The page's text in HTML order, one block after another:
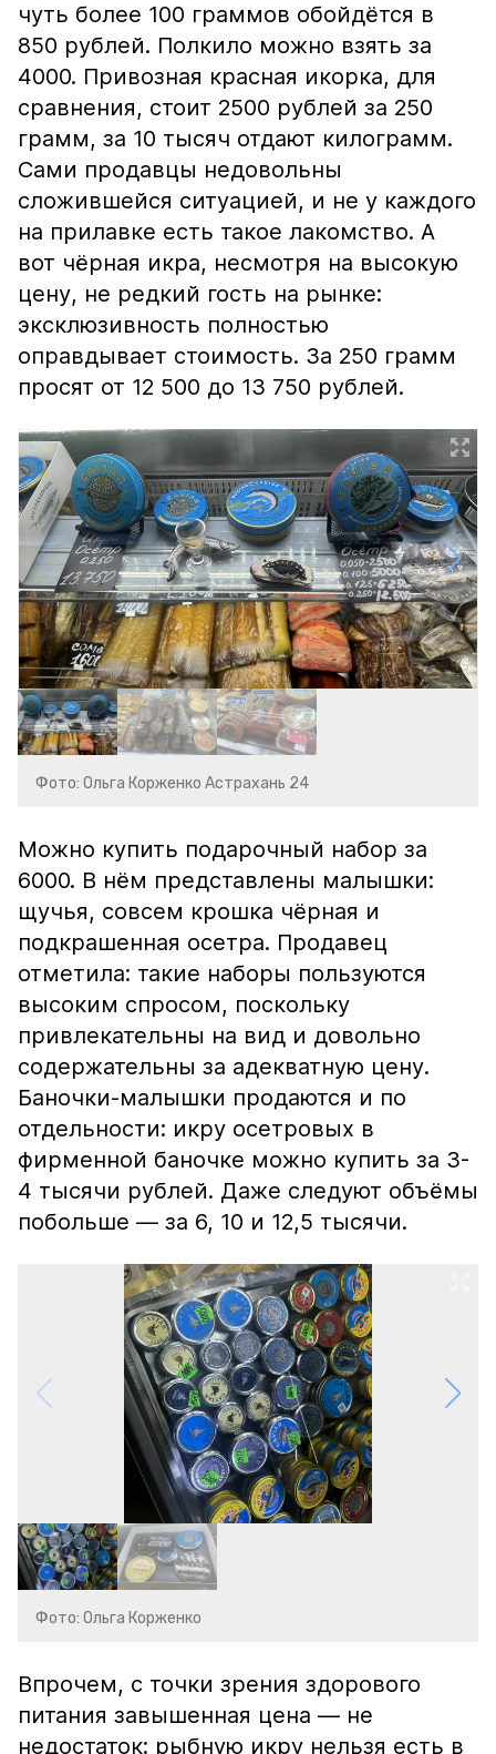
чуть более 100 граммов обойдётся в
850 рублей. Полкило можно взять за
4000. Привозная красная икорка, для
сравнения, стоит 2500 рублей за 250
грамм, за 10 тысяч отдают килограмм.
Сами продавцы недовольны
сложившейся ситуацией, и не у каждого
на прилавке есть такое лакомство. А
вот чёрная икра, несмотря на высокую
цену, не редкий гость на рынке:
эксклюзивность полностью
оправдывает стоимость. За 250 грамм
просят от 12 500 до 13 750 рублей.
Фото: Ольга Корженко Астрахань 24
Можно купить подарочный набор за
6000. В нём представлены малышки:
щучья, совсем крошка чёрная и
подкрашенная осетра. Продавец
отметила: такие наборы пользуются
высоким спросом, поскольку
привлекательны на вид и довольно
содержательны за адекватную цену.
Баночки-малышки продаются и по
отдельности: икру осетровых в
фирменной баночке можно купить за 3-
4 тысячи рублей. Даже следуют объёмы
побольше — за 6, 10 и 12,5 тысячи.
Фото: Ольга Корженко
Впрочем, с точки зрения здорового
питания завышенная цена — не
недостаток: рыбную икру нельзя есть в